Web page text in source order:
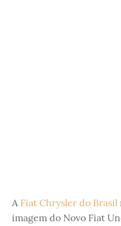
A Fiat Chrysler do Brasil
imagem do Novo Fiat